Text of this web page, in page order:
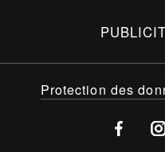
Protection des